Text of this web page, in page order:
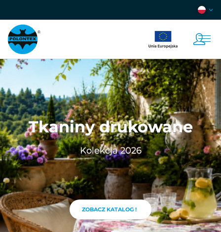
Tkaniny drukowane
Kolekcja 2026
ZOBACZ KATALOG !